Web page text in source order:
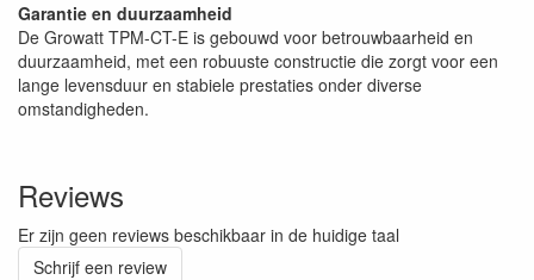
Garantie en duurzaamheid
De Growatt TPM-CT-E is gebouwd voor betrouwbaarheid en
duurzaamheid, met een robuuste constructie die zorgt voor een
lange levensduur en stabiele prestaties onder diverse
omstandigheden.
Reviews
Er zijn geen reviews beschikbaar in de huidige taal
Schrijf een review